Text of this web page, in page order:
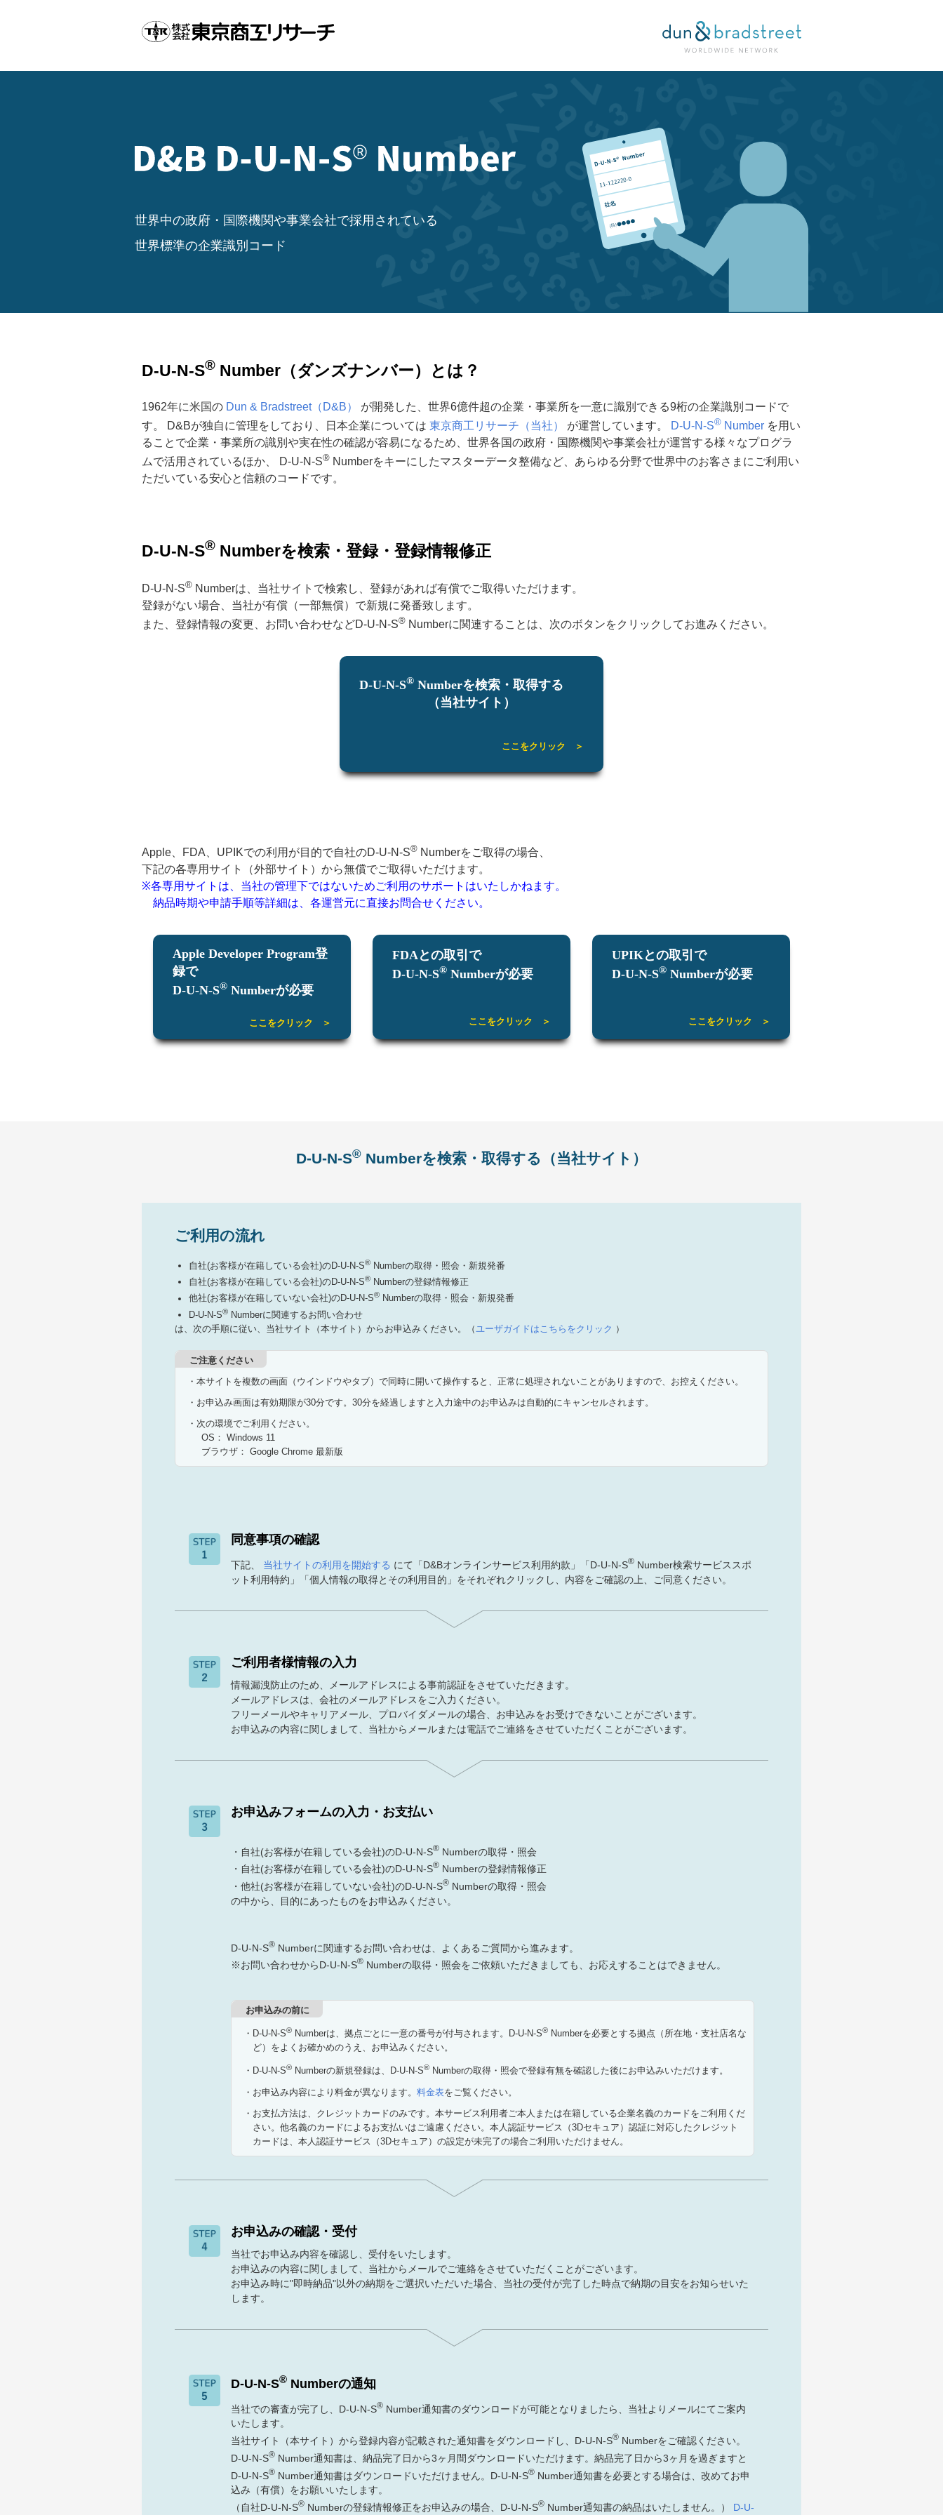
世界中の政府・国際機関や事業会社で採用されている
世界標準の企業識別コード
D-U-N-S® Number（ダンズナンバー）とは？
1962年に米国の Dun & Bradstreet（D&B） が開発した、世界6億件超の企業・事業所を一意に識別できる9桁の企業識別コードで
す。 D&Bが独自に管理をしており、日本企業については 東京商工リサーチ（当社） が運営しています。 D-U-N-S® Number を用い
ることで企業・事業所の識別や実在性の確認が容易になるため、世界各国の政府・国際機関や事業会社が運営する様々なプログラ
ムで活用されているほか、 D-U-N-S® Numberをキーにしたマスターデータ整備など、あらゆる分野で世界中のお客さまにご利用い
ただいている安心と信頼のコードです。
D-U-N-S® Numberを検索・登録・登録情報修正
D-U-N-S® Numberは、当社サイトで検索し、登録があれば有償でご取得いただけます。
登録がない場合、当社が有償（一部無償）で新規に発番致します。
また、登録情報の変更、お問い合わせなどD-U-N-S® Numberに関連することは、次のボタンをクリックしてお進みください。
D-U-N-S® Numberを検索・取得する
（当社サイト）
ここをクリック ＞
Apple、FDA、UPIKでの利用が目的で自社のD-U-N-S® Numberをご取得の場合、
下記の各専用サイト（外部サイト）から無償でご取得いただけます。
※各専用サイトは、当社の管理下ではないためご利用のサポートはいたしかねます。
納品時期や申請手順等詳細は、各運営元に直接お問合せください。
Apple Developer Program登
録で
D-U-N-S®Numberが必要
ここをクリック ＞
FDAとの取引で
D-U-N-S®Numberが必要
ここをクリック ＞
UPIKとの取引で
D-U-N-S® Numberが必要
ここをクリック ＞
D-U-N-S® Numberを検索・取得する（当社サイト）
ご利用の流れ
自社(お客様が在籍している会社)のD-U-N-S® Numberの取得・照会・新規発番
自社(お客様が在籍している会社)のD-U-N-S® Numberの登録情報修正
他社(お客様が在籍していない会社)のD-U-N-S® Numberの取得・照会・新規発番
D-U-N-S® Numberに関連するお問い合わせ
は、次の手順に従い、当社サイト（本サイト）からお申込みください。（ユーザガイドはこちらをクリック ）
ご注意ください
・本サイトを複数の画面（ウインドウやタブ）で同時に開いて操作すると、正常に処理されないことがありますので、お控えください。
・お申込み画面は有効期限が30分です。30分を経過しますと入力途中のお申込みは自動的にキャンセルされます。
・次の環境でご利用ください。
OS： Windows 11
ブラウザ： Google Chrome 最新版
同意事項の確認
下記、 当社サイトの利用を開始する にて「D&Bオンラインサービス利用約款」「D-U-N-S® Number検索サービススポ
ット利用特約」「個人情報の取得とその利用目的」をそれぞれクリックし、内容をご確認の上、ご同意ください。
ご利用者様情報の入力
情報漏洩防止のため、メールアドレスによる事前認証をさせていただきます。
メールアドレスは、会社のメールアドレスをご入力ください。
フリーメールやキャリアメール、プロバイダメールの場合、お申込みをお受けできないことがございます。
お申込みの内容に関しまして、当社からメールまたは電話でご連絡をさせていただくことがございます。
お申込みフォームの入力・お支払い
・自社(お客様が在籍している会社)のD-U-N-S® Numberの取得・照会
・自社(お客様が在籍している会社)のD-U-N-S® Numberの登録情報修正
・他社(お客様が在籍していない会社)のD-U-N-S® Numberの取得・照会
の中から、目的にあったものをお申込みください。
D-U-N-S® Numberに関連するお問い合わせは、よくあるご質問から進みます。
※お問い合わせからD-U-N-S® Numberの取得・照会をご依頼いただきましても、お応えすることはできません。
お申込みの前に
・D-U-N-S® Numberは、拠点ごとに一意の番号が付与されます。D-U-N-S® Numberを必要とする拠点（所在地・支社店名な
ど）をよくお確かめのうえ、お申込みください。
・D-U-N-S® Numberの新規登録は、D-U-N-S® Numberの取得・照会で登録有無を確認した後にお申込みいただけます。
・お申込み内容により料金が異なります。 料金表をご覧ください。
・お支払方法は、クレジットカードのみです。本サービス利用者ご本人または在籍している企業名義のカードをご利用くだ
さい。他名義のカードによるお支払いはご遠慮ください。本人認証サービス（3Dセキュア）認証に対応したクレジット
カードは、本人認証サービス（3Dセキュア）の設定が未完了の場合ご利用いただけません。
お申込みの確認・受付
当社でお申込み内容を確認し、受付をいたします。
お申込みの内容に関しまして、当社からメールでご連絡をさせていただくことがございます。
お申込み時に"即時納品"以外の納期をご選択いただいた場合、当社の受付が完了した時点で納期の目安をお知らせいた
します。
D-U-N-S® Numberの通知
当社での審査が完了し、D-U-N-S® Number通知書のダウンロードが可能となりましたら、当社よりメールにてご案内
いたします。
当社サイト（本サイト）から登録内容が記載された通知書をダウンロードし、D-U-N-S® Numberをご確認ください。
D-U-N-S® Number通知書は、納品完了日から3ヶ月間ダウンロードいただけます。納品完了日から3ヶ月を過ぎますと
D-U-N-S® Number通知書はダウンロードいただけません。D-U-N-S® Number通知書を必要とする場合は、改めてお申
込み（有償）をお願いいたします。
（自社D-U-N-S® Numberの登録情報修正をお申込みの場合、D-U-N-S® Number通知書の納品はいたしません。） D-U-